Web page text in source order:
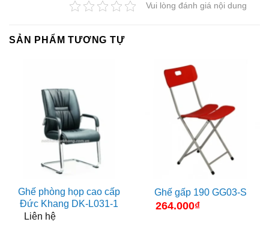
Vui lòng đánh giá nội dung
SẢN PHẨM TƯƠNG TỰ
Ghế phòng họp cao cấp
Đức Khang DK-L031-1
Liên hệ
Ghế gấp 190 GG03-S
264.000₫